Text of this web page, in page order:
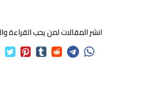
انشر المقالات لمن يحب القراءة